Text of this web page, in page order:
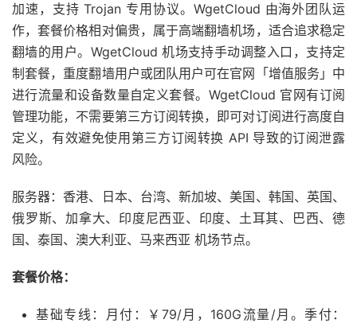
加速，支持 Trojan 专用协议。WgetCloud 由海外团队运
作，套餐价格相对偏贵，属于高端翻墙机场，适合追求稳定
翻墙的用户。WgetCloud 机场支持手动调整入口，支持定
制套餐，重度翻墙用户或团队用户可在官网「增值服务」中
进行流量和设备数量自定义套餐。WgetCloud 官网有订阅
管理功能，不需要第三方订阅转换，即可对订阅进行高度自
定义，有效避免使用第三方订阅转换 API 导致的订阅泄露
风险。
服务器：香港、日本、台湾、新加坡、美国、韩国、英国、
俄罗斯、加拿大、印度尼西亚、印度、土耳其、巴西、德
国、泰国、澳大利亚、马来西亚 机场节点。
套餐价格：
基础专线：月付：￥79/月，160G流量/月。季付：